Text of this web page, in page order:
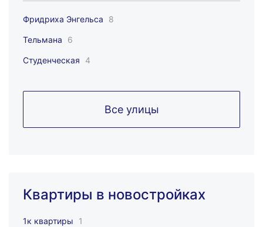
Фридриха Энгельса 8
Тельмана 6
Студенческая 4
Все улицы
Квартиры в новостройках
1к квартиры 1